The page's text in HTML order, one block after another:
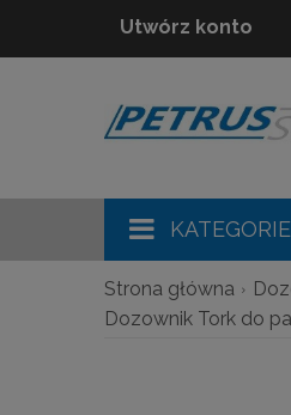
Utwórz konto
KATEGORIE
Strona główna
Dozownik Tork do